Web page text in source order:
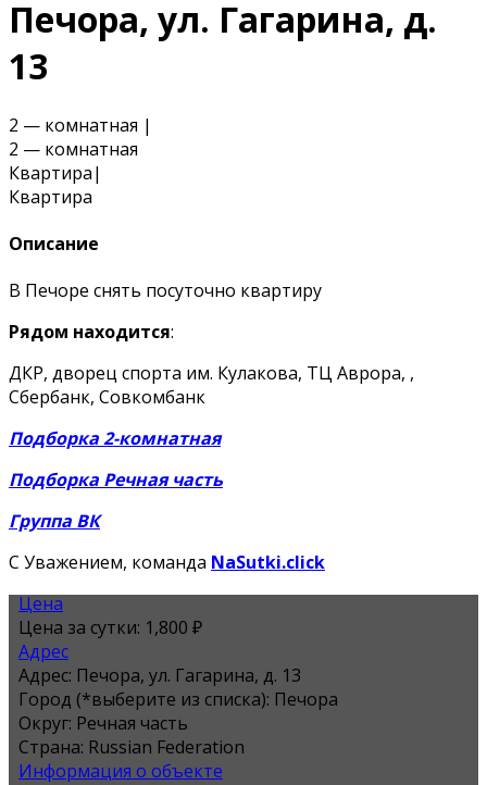
Печора, ул. Гагарина, д.
13
2 — комнатная |
2 — комнатная
Квартира|
Квартира
Описание
В Печоре снять посуточно квартиру
Рядом находится:
ДКР, дворец спорта им. Кулакова, ТЦ Аврора, ,
Сбербанк, Совкомбанк
Подборка 2-комнатная
Подборка Речная часть
Группа ВК
С Уважением, команда NaSutki.click
Цена
Цена за сутки: 1,800 ₽
Адрес
Адрес: Печора, ул. Гагарина, д. 13
Город (*выберите из списка): Печора
Округ: Речная часть
Страна: Russian Federation
Информация о объекте